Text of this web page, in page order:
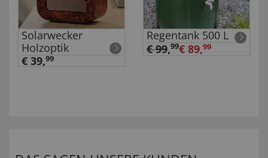
Solarwecker
Holzoptik
€ 39,99
Regentank 500 L
€ 99,99€ 89,99